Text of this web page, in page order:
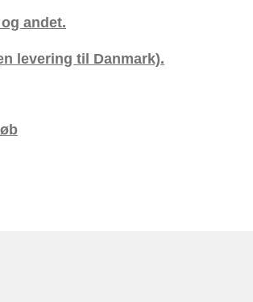
andet.
levering til Danmark).